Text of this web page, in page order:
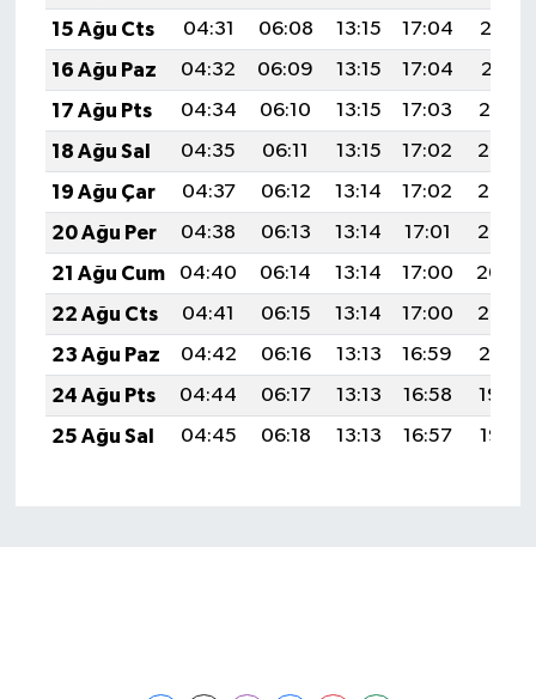
15 Ağu Cts
04:31 06:08 13:15 17:04
20:12
16 Ağu Paz
04:32 06:09 13:15 17:04
20:11
17 Ağu Pts
04:34 06:10 13:15 17:03
20:10
18 Ağu Sal
04:35 06:11 13:15 17:02
20:08
19 Ağu Çar
04:37 06:12 13:14 17:02
20:07
20 Ağu Per
04:38 06:13 13:14 17:01
20:05
21 Ağu Cum
04:40 06:14 13:14 17:00
20:04
22 Ağu Cts
04:41 06:15 13:14 17:00
20:02
23 Ağu Paz
04:42 06:16 13:13 16:59
20:01
24 Ağu Pts
04:44 06:17 13:13 16:58
19:59
25 Ağu Sal
04:45 06:18 13:13 16:57 19:58